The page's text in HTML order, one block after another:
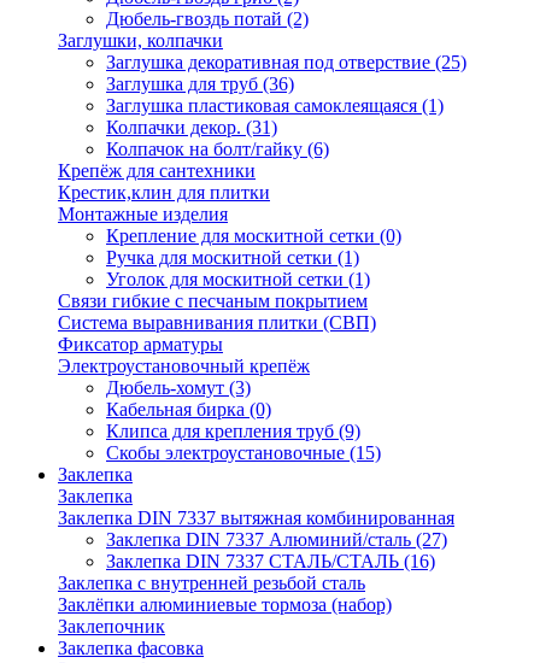
Дюбель-гвоздь потай (2)
Заглушки, колпачки
Заглушка декоративная под отверствие (25)
Заглушка для труб (36)
Заглушка пластиковая самоклеящаяся (1)
Колпачки декор. (31)
Колпачок на болт/гайку (6)
Крепёж для сантехники
Крестик,клин для плитки
Монтажные изделия
Крепление для москитной сетки (0)
Ручка для москитной сетки (1)
Уголок для москитной сетки (1)
Связи гибкие с песчаным покрытием
Система выравнивания плитки (СВП)
Фиксатор арматуры
Электроустановочный крепёж
Дюбель-хомут (3)
Кабельная бирка (0)
Клипса для крепления труб (9)
Скобы электроустановочные (15)
Заклепка
Заклепка
Заклепка DIN 7337 вытяжная комбинированная
Заклепка DIN 7337 Алюминий/сталь (27)
Заклепка DIN 7337 СТАЛЬ/СТАЛЬ (16)
Заклепка с внутренней резьбой сталь
Заклёпки алюминиевые тормоза (набор)
Заклепочник
Заклепка фасовка